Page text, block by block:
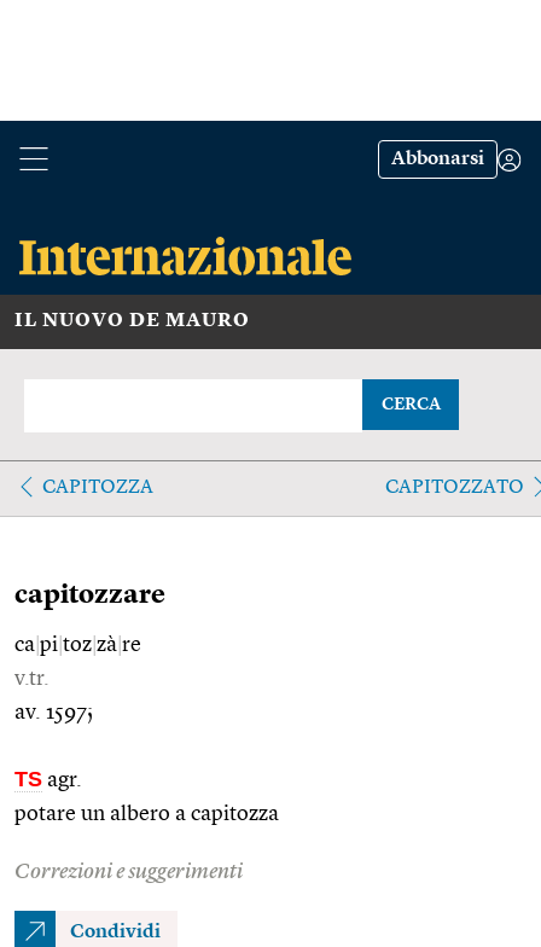
Abbonarsi
IL NUOVO DE MAURO
CERCA
CAPITOZZA CAPITOZZATO
capitozzare
ca pi toz zà re
v.tr.
av. 1597;
TS agr.
potare un albero a capitozza
Correzioni e suggerimenti
Condividi